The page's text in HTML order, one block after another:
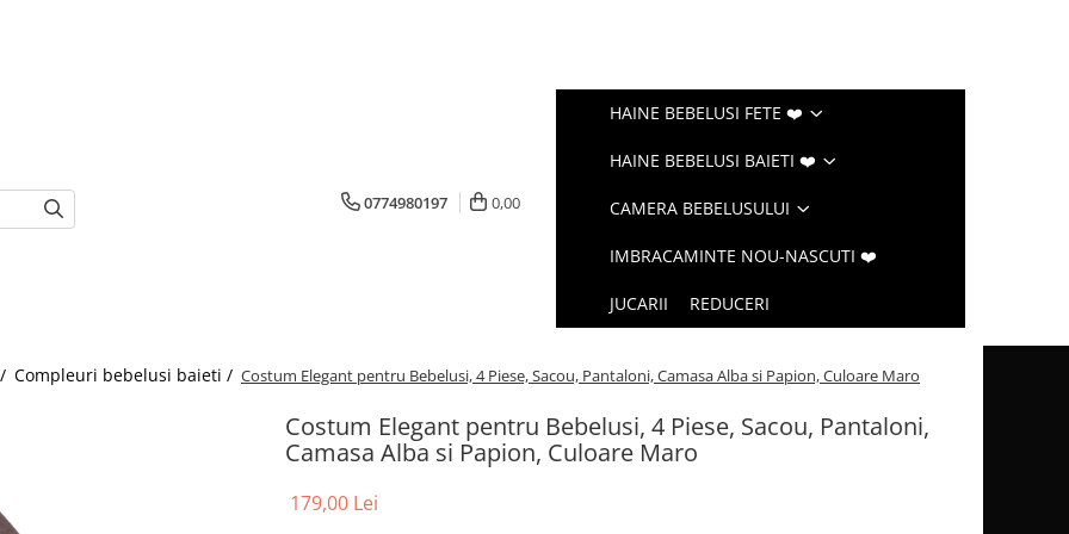
0774980197 0,00
HAINE BEBELUSI FETE ❤️
HAINE BEBELUSI BAIETI ❤️
CAMERA BEBELUSULUI
IMBRACAMINTE NOU-NASCUTI ❤️
JUCARII REDUCERI
Compleuri bebelusi baieti / Costum Elegant pentru Bebelusi, 4 Piese, Sacou, Pantaloni, Camasa Alba si Papion, Culoare Maro
Costum Elegant pentru Bebelusi, 4 Piese, Sacou, Pantaloni,
Camasa Alba si Papion, Culoare Maro
179,00 Lei